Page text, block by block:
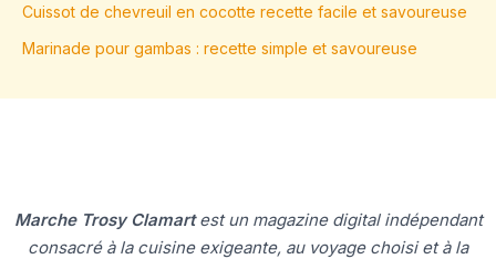
Cuissot de chevreuil en cocotte recette facile et savoureuse
Marinade pour gambas : recette simple et savoureuse
Marche Trosy Clamartest un magazine digital indépendant
consacré à la cuisine exigeante, au voyage choisi et à la